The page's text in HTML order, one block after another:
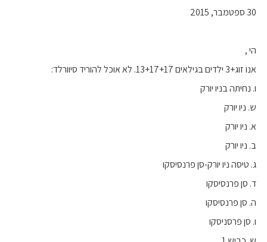
30 ספטמבר, 2015
הי ,
אנו זוג+3 ילדים בגילאים 13+17+17. לא אוכל להוריד סיוורלד:
ו. נחיתה בניו יורק
ש. ניו יורק
א. ניו יורק
ב. ניו יורק
ג. טיסה ניו יורק-סן פרנסיסקו
ד. סן פרנסיסקו
ה. סן פרנסיסקו
ו. סן פרסניסקו